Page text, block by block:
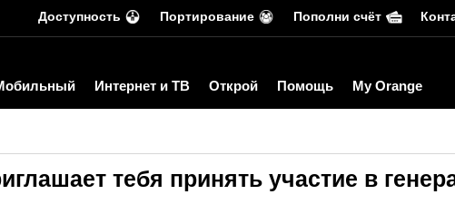
Доступность Портирование Пополни счёт
Интернет и ТВ Открой Помощь My Orange
тебя принять участие в